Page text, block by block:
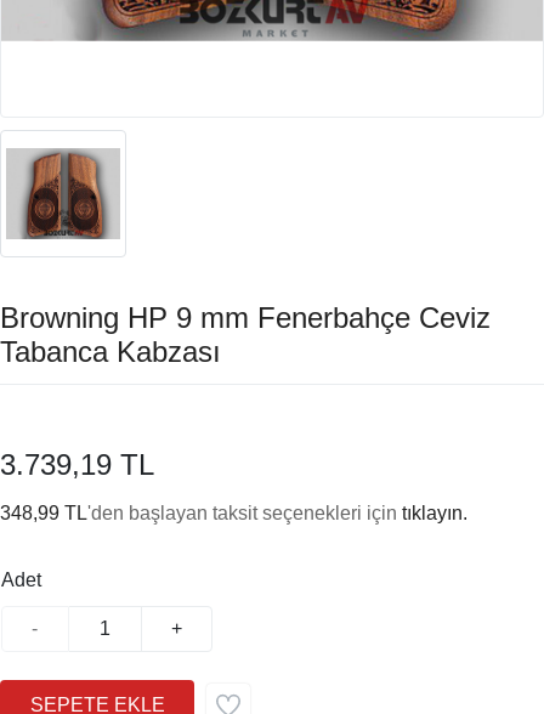
Browning HP 9 mm Fenerbahçe Ceviz
Tabanca Kabzası
3.739,19 TL
348,99 TL'den başlayan taksit seçenekleri için tıklayın.
Adet
- +